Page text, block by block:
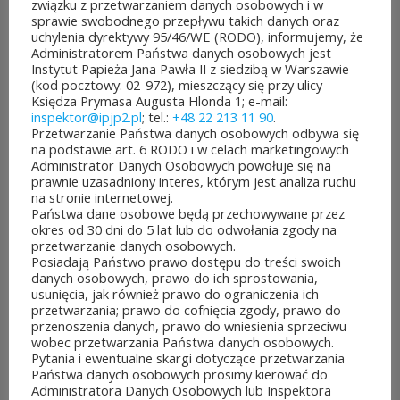
które pomysły dostaną
dofinansowanie z budżetu
samorządu województwa
mazowieckiego. Do rozdania
jest aż 30 mln zł! Mieszkańcy
województwa mazowieckiego
po...
CZYTAJ DALEJ
JUBILEUSZOWE XXV MISTRZOSTWA POLSKI
DUCHOWIEŃSTWA W SZACHACH
KLASYCZNYCH.
związku z przetwarzaniem danych osobowych i w
sprawie swobodnego przepływu takich danych oraz
uchylenia dyrektywy 95/46/WE (RODO), informujemy, że
Administratorem Państwa danych osobowych jest
Instytut Papieża Jana Pawła II z siedzibą w Warszawie
(kod pocztowy: 02-972), mieszczący się przy ulicy
Księdza Prymasa Augusta Hlonda 1; e-mail:
inspektor@ipjp2.pl; tel.: +48 22 213 11 90.
Przetwarzanie Państwa danych osobowych odbywa się
na podstawie art. 6 RODO i w celach marketingowych
Administrator Danych Osobowych powołuje się na
prawnie uzasadniony interes, którym jest analiza ruchu
na stronie internetowej.
Państwa dane osobowe będą przechowywane przez
okres od 30 dni do 5 lat lub do odwołania zgody na
przetwarzanie danych osobowych.
Posiadają Państwo prawo dostępu do treści swoich
danych osobowych, prawo do ich sprostowania,
usunięcia, jak również prawo do ograniczenia ich
przetwarzania; prawo do cofnięcia zgody, prawo do
przenoszenia danych, prawo do wniesienia sprzeciwu
wobec przetwarzania Państwa danych osobowych.
Pytania i ewentualne skargi dotyczące przetwarzania
Państwa danych osobowych prosimy kierować do
Administratora Danych Osobowych lub Inspektora